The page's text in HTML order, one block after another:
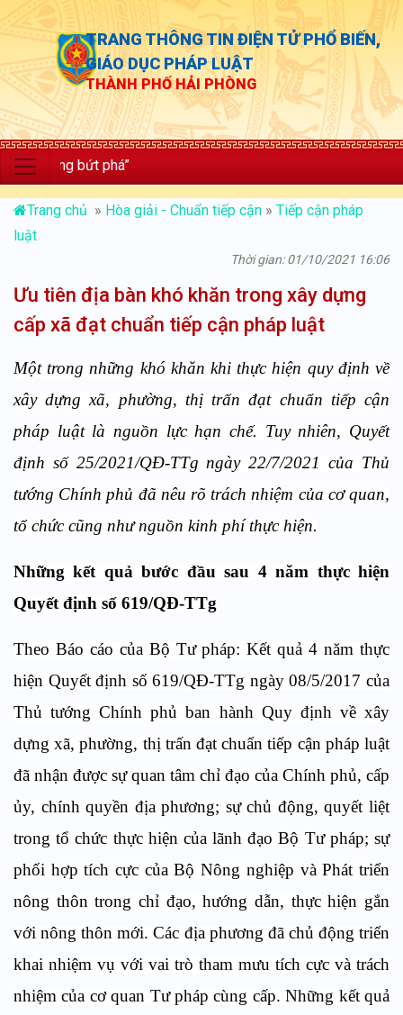
TRANG THÔNG TIN ĐIỆN TỬ PHỔ BIẾN,
GIÁO DỤC PHÁP LUẬT
THÀNH PHỐ HẢI PHÒNG
bứt phá”
Trang chủ » Hòa giải - Chuẩn tiếp cận » Tiếp cận pháp
luật
Thời gian: 01/10/2021 16:06
Ưu tiên địa bàn khó khăn trong xây dựng
cấp xã đạt chuẩn tiếp cận pháp luật
Một trong những khó khăn khi thực hiện quy định về
xây dựng xã, phường, thị trấn đạt chuẩn tiếp cận
pháp luật là nguồn lực hạn chế. Tuy nhiên, Quyết
định số 25/2021/QĐ-TTg ngày 22/7/2021 của Thủ
tướng Chính phủ đã nêu rõ trách nhiệm của cơ quan,
tổ chức cũng như nguồn kinh phí thực hiện.
Những kết quả bước đầu sau 4 năm thực hiện
Quyết định số 619/QĐ-TTg
Theo Báo cáo của Bộ Tư pháp: Kết quả 4 năm thực
hiện Quyết định số 619/QĐ-TTg ngày 08/5/2017 của
Thủ tướng Chính phủ ban hành Quy định về xây
dựng xã, phường, thị trấn đạt chuẩn tiếp cận pháp luật
đã nhận được sự quan tâm chỉ đạo của Chính phủ, cấp
ủy, chính quyền địa phương; sự chủ động, quyết liệt
trong tổ chức thực hiện của lãnh đạo Bộ Tư pháp; sự
phối hợp tích cực của Bộ Nông nghiệp và Phát triển
nông thôn trong chỉ đạo, hướng dẫn, thực hiện gắn
với nông thôn mới. Các địa phương đã chủ động triển
khai nhiệm vụ với vai trò tham mưu tích cực và trách
nhiệm của cơ quan Tư pháp cùng cấp. Những kết quả